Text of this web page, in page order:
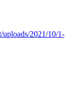
2021/10/1-